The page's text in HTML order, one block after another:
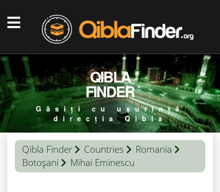
QIBLA
FINDER
Găsiți cu ușurință
direcția Qibla
Qibla Finder Countries
Romania
Botoşani
Mihai Eminescu